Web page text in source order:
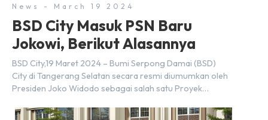
News - March 19 2024
BSD City Masuk PSN Baru
Jokowi, Berikut Alasannya
BSD City,19 Maret 2024 – Bumi Serpong Damai (BSD)
City di Tangerang Selatan secara resmi diumumkan oleh
Presiden Joko Widodo sebagai salah satu Proyek
dibuat oleh Menteri Koordinator Bidang Perekonomian,